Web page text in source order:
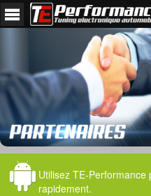
Utilisez TE-
rapidement.